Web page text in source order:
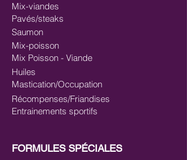
Mix-viandes
Pavés/steaks
Saumon
Mix-poisson
Mix Poisson - Viande
Huiles
Mastication/Occupation
Récompenses/Friandises
Entrainements sportifs
FORMULES SPÉCIALES